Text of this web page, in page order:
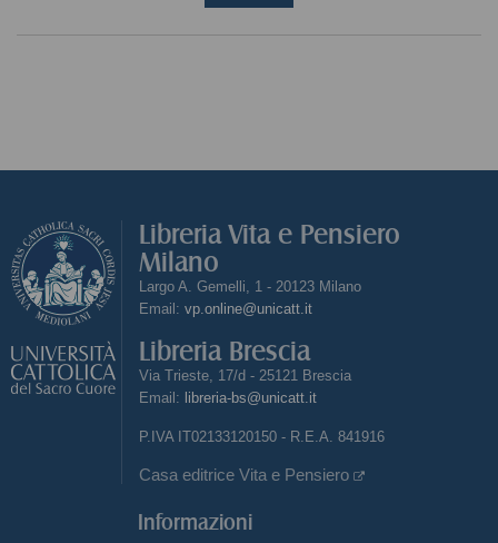
Libreria Vita e Pensiero
Milano
Largo A. Gemelli, 1 - 20123 Milano
Email: vp.online@unicatt.it
Libreria Brescia
Via Trieste, 17/d - 25121 Brescia
Email: libreria-bs@unicatt.it
P.IVA IT02133120150 - R.E.A. 841916
Casa editrice Vita e Pensiero
Informazioni